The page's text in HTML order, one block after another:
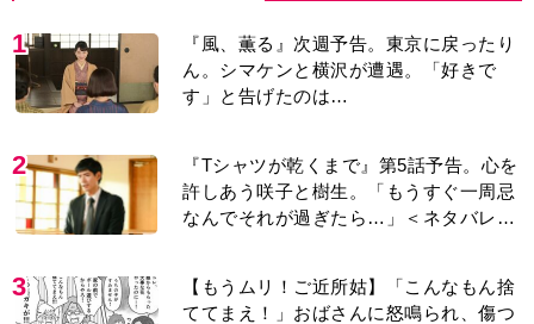
1
『風、薫る』次週予告。東京に戻ったり
ん。シマケンと横沢が遭遇。「好きで
す」と告げたのは…
2
『Tシャツが乾くまで』第5話予告。心を
許しあう咲子と樹生。「もうすぐ一周忌
なんでそれが過ぎたら…」＜ネタバレあ
3
【もうムリ！ご近所姑】「こんなもん捨
ててまえ！」おばさんに怒鳴られ、傷つ